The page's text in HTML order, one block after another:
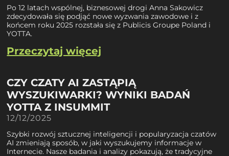
Po 12 latach wspólnej, biznesowej drogi Anna Sakowicz
zdecydowała się podjąć nowe wyzwania zawodowe i z
końcem roku 2025 rozstała się z Publicis Groupe Poland i
YOTTA.
Przeczytaj więcej
CZY CZATY AI ZASTĄPIĄ
WYSZUKIWARKI? WYNIKI BADAŃ
YOTTA Z INSUMMIT
12/12/2025
Szybki rozwój sztucznej inteligencji i popularyzacja czatów
AI zmieniają sposób, w jaki wyszukujemy informacje w
Internecie. Nasze badania i analizy pokazują, że tradycyjne